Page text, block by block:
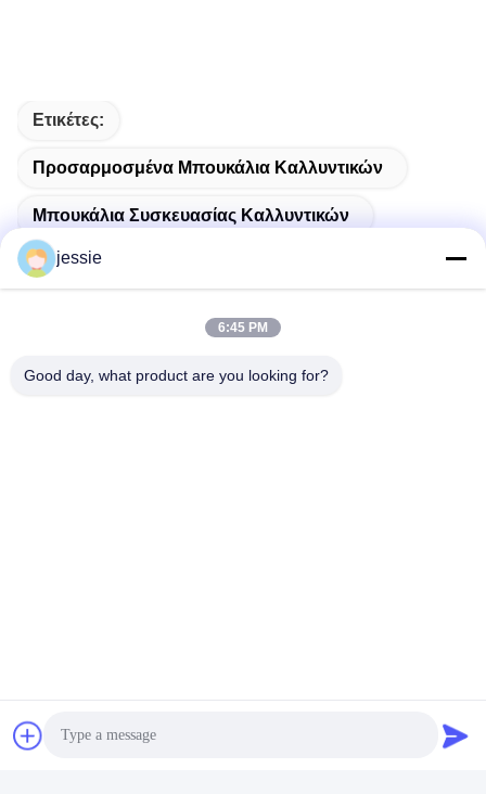
Ετικέτες:
Προσαρμοσμένα Μπουκάλια Καλλυντικών
Μπουκάλια Συσκευασίας Καλλυντικών
Κενό Μπουκάλι Καλλυντικών
jessie
6:45 PM
Good day, what product are you looking for?